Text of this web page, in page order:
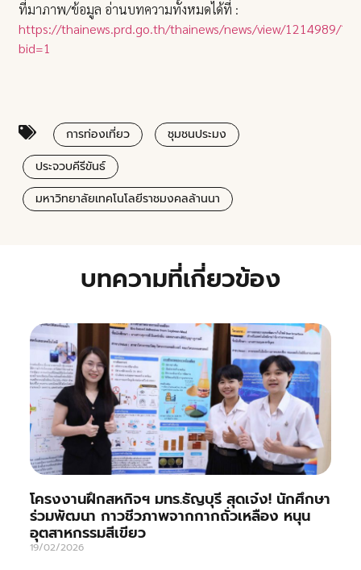
ที่มาภาพ/ข้อมูล อ่านบทความทั้งหมดได้ที่ :
https://thainews.prd.go.th/thainews/news/view/1214989/?
bid=1
การท่องเที่ยว
ชุมชนประมง
ประจวบคีรีขันธ์
มหาวิทยาลัยเทคโนโลยีราชมงคลล้านนา
บทความที่เกี่ยวข้อง
โครงงานฝึกสหกิจฯ มทร.ธัญบุรี สุดเจ๋ง! นักศึกษา
ร่วมพัฒนา กาวชีวภาพจากกากถั่วเหลือง หนุน
อุตสาหกรรมสีเขียว
19/02/2026